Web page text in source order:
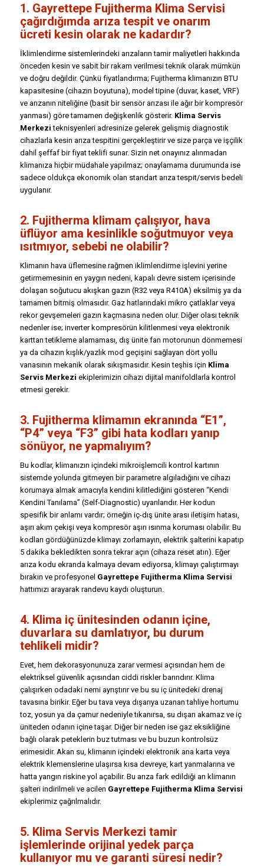
1. Gayrettepe Fujitherma Klima Servisi
çağırdığımda arıza tespit ve onarım
ücreti kesin olarak ne kadardır?
İklimlendirme sistemlerindeki arızaların tamir maliyetleri hakkında
önceden kesin ve sabit bir rakam verilmesi teknik olarak mümkün
ve doğru değildir. Çünkü fiyatlandırma; Fujitherma klimanızın BTU
kapasitesine (cihazın boyutuna), model tipine (duvar, kaset, VRF)
ve arızanın niteliğine (basit bir sensör arızası ile ağır bir kompresör
yanması) göre tamamen değişkenlik gösterir. Klima Servis
Merkezi teknisyenleri adresinize gelerek gelişmiş diagnostik
cihazlarla kesin arıza tespitini gerçekleştirir ve size parça ve işçilik
dahil şeffaf bir fiyat teklifi sunar. Sizin net onayınız alınmadan
klimanıza hiçbir müdahale yapılmaz; onaylamama durumunda ise
sadece oldukça ekonomik olan standart arıza tespit/servis bedeli
uygulanır.
2. Fujitherma klimam çalışıyor, hava
üflüyor ama kesinlikle soğutmuyor veya
ısıtmıyor, sebebi ne olabilir?
Klimanın hava üflemesine rağmen iklimlendirme işlevini yerine
getirmemesinin en yaygın nedeni, kapalı devre sistem içerisinde
dolaşan soğutucu akışkan gazın (R32 veya R410A) eksilmiş ya da
tamamen bitmiş olmasıdır. Gaz hatlarındaki mikro çatlaklar veya
rekor gevşemeleri gazın kaçmasına neden olur. Diğer olası teknik
nedenler ise; inverter kompresörün kilitlenmesi veya elektronik
karttan tetikleme alamaması, dış ünite fan motorunun dönmemesi
ya da cihazın kışlık/yazlık mod geçişini sağlayan dört yollu
vanasının mekanik olarak sıkışmasıdır. Kesin teşhis için Klima
Servis Merkezi ekiplerimizin cihazı dijital manifoldlarla kontrol
etmesi gerekir.
3. Fujitherma klimamın ekranında “E1”,
“P4” veya “F3” gibi hata kodları yanıp
sönüyor, ne yapmalıyım?
Bu kodlar, klimanızın içindeki mikroişlemcili kontrol kartının
sistemde yolunda gitmeyen bir parametre algıladığını ve cihazı
korumaya almak amacıyla kendini kilitlediğini gösteren “Kendi
Kendini Tanılama” (Self-Diagnostic) uyarılarıdır. Her kodun
spesifik bir anlamı vardır; örneğin iç-dış ünite arası iletişim hatası,
aşırı akım çekişi veya kompresör aşırı ısınma koruması olabilir. Bu
kodları gördüğünüzde klimayı zorlamayın, elektrik şalterini kapatıp
5 dakika bekledikten sonra tekrar açın (cihaza reset atın). Eğer
arıza kodu ekranda kalmaya devam ediyorsa, klimayı çalıştırmayı
bırakın ve profesyonel Gayrettepe Fujitherma Klima Servisi
hattımızı arayarak randevu kaydı oluşturun.
4. Klima iç ünitesinden odanın içine,
duvarlara su damlatıyor, bu durum
tehlikeli midir?
Evet, hem dekorasyonunuza zarar vermesi açısından hem de
elektriksel güvenlik açısından ciddi riskler barındırır. Klima
çalışırken odadaki nemi ayrıştırır ve bu su iç ünitedeki drenaj
tavasına birikir. Eğer bu tava veya dışarıya uzanan tahliye hortumu
toz, yosun ya da çamur nedeniyle tıkanırsa, su dışarı akamaz ve iç
üniteden odanın içine taşar. Diğer bir neden ise gaz eksikliğine
bağlı olarak peteklerin buz tutması ve bu buzun kontrolsüz
erimesidir. Akan su, klimanın içindeki elektronik ana karta veya
elektrik klemenslerine ulaşırsa kısa devreye, kart yanmalarına ve
hatta yangın riskine yol açabilir. Bu arıza fark edildiği an klimanın
şalteri indirilmeli ve acilen Gayrettepe Fujitherma Klima Servisi
ekiplerimiz çağrılmalıdır.
5. Klima Servis Merkezi tamir
işlemlerinde orijinal yedek parça
kullanıyor mu ve garanti süresi nedir?